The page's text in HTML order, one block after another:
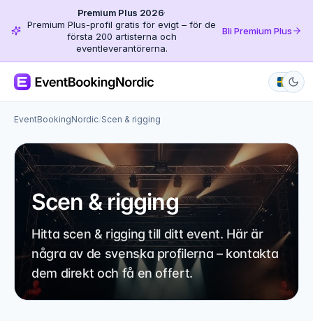
Premium Plus 2026·
Premium Plus-profil gratis för evigt – för de
första 200 artisterna och
eventleverantörerna.
Bli Premium Plus
EventBookingNordic/Scen & rigging
Scen & rigging
Hitta scen & rigging till ditt event. Här är
några av de svenska profilerna – kontakta
dem direkt och få en offert.